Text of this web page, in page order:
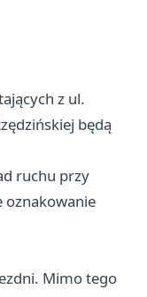
z ul.
będą
ruchu przy
oznakowanie
Mimo tego